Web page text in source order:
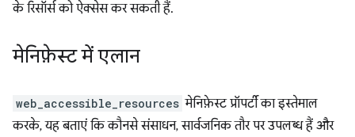
के रिसॉर्स को ऐक्सेस कर सकती हैं.
मेनिफ़ेस्ट में एलान
web_accessible_resources मेनिफ़ेस्ट प्रॉपर्टी का इस्तेमाल
करके, यह बताएं कि कौनसे संसाधन, सार्वजनिक तौर पर उपलब्ध हैं और